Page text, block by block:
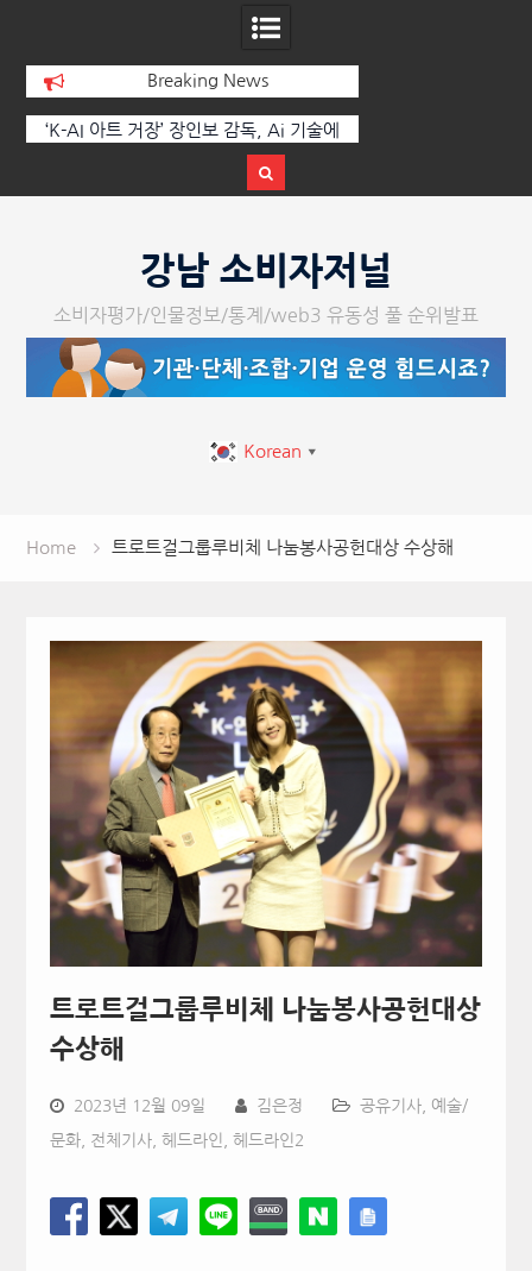
Breaking News
‘K-AI 아트 거장’ 장인보 감독, Ai 기술에
페스티벌’ 성황리에 막 내려
강남 소비자저널
소비자평가/인물정보/통계/web3 유동성 풀 순위발표
Korean ▼
Home 트로트걸그룹루비체 나눔봉사공헌대상 수상해
트로트걸그룹루비체 나눔봉사공헌대상
수상해
2023년 12월 09일 김은정 공유기사, 예술/
문화, 전체기사, 헤드라인 헤드라인2